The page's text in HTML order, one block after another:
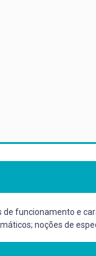
funcionamento e
noções de